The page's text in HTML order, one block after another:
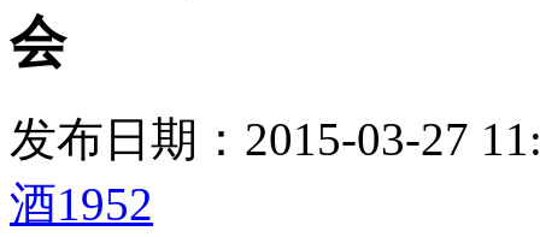
会
发布日期：2015-03-27
酒1952